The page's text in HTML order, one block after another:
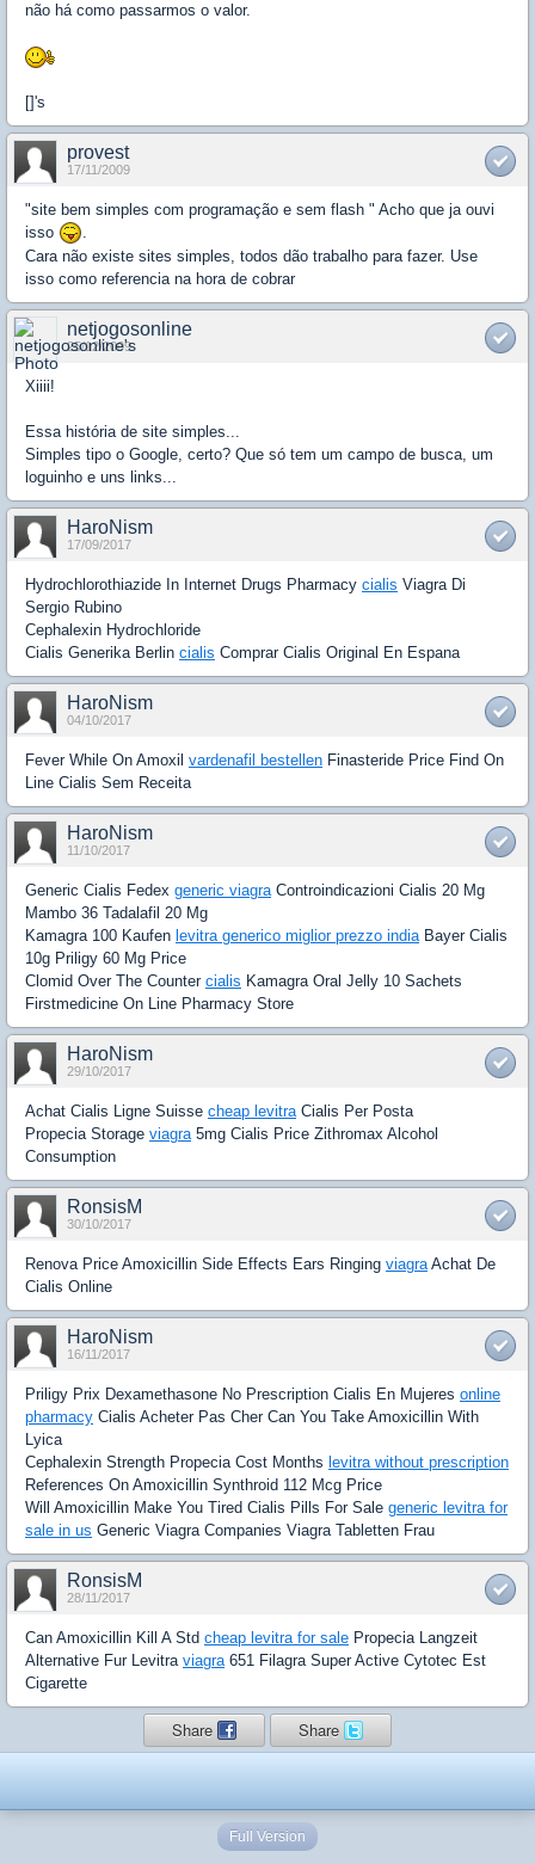
não há como passarmos o valor.
[]'s
provest
17/11/2009
"site bem simples com programação e sem flash " Acho que ja ouvi
isso
Cara não existe sites simples, todos dão trabalho para fazer. Use
isso como referencia na hora de cobrar
netjogosonline
25/12/2009
Xiiii!
Essa história de site simples...
Simples tipo o Google, certo? Que só tem um campo de busca, um
loguinho e uns links...
HaroNism
17/09/2017
Hydrochlorothiazide In Internet Drugs Pharmacy cialis Viagra Di
Sergio Rubino
Cephalexin Hydrochloride
Cialis Generika Berlin cialis Comprar Cialis Original En Espana
HaroNism
04/10/2017
Fever While On Amoxil vardenafil bestellen Finasteride Price Find On
Line Cialis Sem Receita
HaroNism
11/10/2017
Generic Cialis Fedex generic viagraControindicazioni Cialis 20 Mg
Mambo 36 Tadalafil 20 Mg
Kamagra 100 Kaufen levitra generico miglior prezzo indiaBayer Cialis
10g Priligy 60 Mg Price
Clomid Over The Counter cialis Kamagra Oral Jelly 10 Sachets
Firstmedicine On Line Pharmacy Store
HaroNism
29/10/2017
Achat Cialis Ligne Suisse cheap levitraCialis Per Posta
Propecia Storage viagra5mg Cialis Price Zithromax Alcohol
Consumption
RonsisM
30/10/2017
Renova Price Amoxicillin Side Effects Ears Ringing viagraAchat De
Cialis Online
HaroNism
16/11/2017
Priligy Prix Dexamethasone No Prescription Cialis En Mujeres online
pharmacy Cialis Acheter Pas Cher Can You Take Amoxicillin With
Lyica
Cephalexin Strength Propecia Cost Months levitra without prescription
References On Amoxicillin Synthroid 112 Mcg Price
Will Amoxicillin Make You Tired Cialis Pills For Sale generic levitra for
sale in us Generic Viagra Companies Viagra Tabletten Frau
RonsisM
28/11/2017
Can Amoxicillin Kill A Std cheap levitra for sale Propecia Langzeit
Alternative Fur Levitra viagra651 Filagra Super Active Cytotec Est
Cigarette
Share Share
Full Version